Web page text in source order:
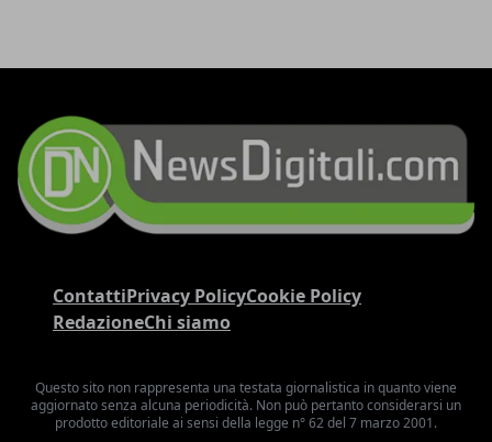
ContattiPrivacy PolicyCookie Policy
RedazioneChi siamo
Questo sito non rappresenta una testata giornalistica in quanto viene
aggiornato senza alcuna periodicità. Non può pertanto considerarsi un
prodotto editoriale ai sensi della legge n° 62 del 7 marzo 2001.